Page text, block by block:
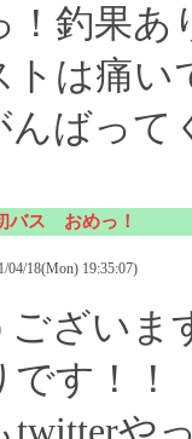
！釣果あ
トは痛い
ばって
バス おめっ！
04/18(Mon) 19:35:07)
ございま
す！！